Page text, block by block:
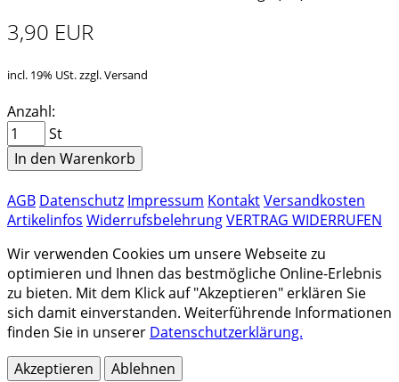
3,90 EUR
incl. 19% USt. zzgl. Versand
Anzahl:
St
In den Warenkorb
AGB Datenschutz Impressum KontaktVersandkosten
Artikelinfos WiderrufsbelehrungVERTRAG WIDERRUFEN
Wir verwenden Cookies um unsere Webseite zu
optimieren und Ihnen das bestmögliche Online-Erlebnis
zu bieten. Mit dem Klick auf "Akzeptieren" erklären Sie
sich damit einverstanden. Weiterführende Informationen
finden Sie in unserer Datenschutzerklärung.
Akzeptieren
Ablehnen